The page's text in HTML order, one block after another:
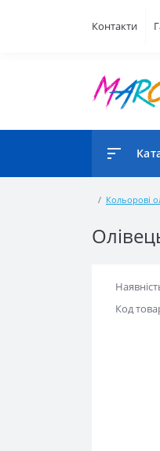
Контакти
Кольорові
Код